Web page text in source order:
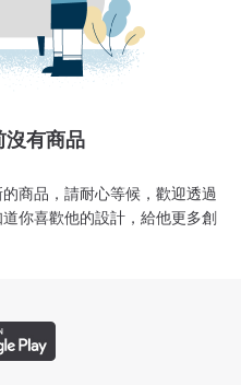
沒有商品
商品，請耐心等候，歡迎透過
你喜歡他的設計，給他更多創